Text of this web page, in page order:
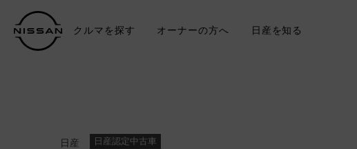
クルマを探す オーナーの方へ 日産を知る
日産 日産認定中古車